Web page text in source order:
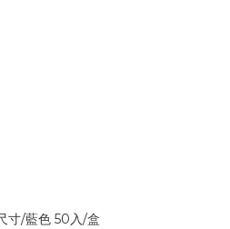
寸/藍色 50入/盒